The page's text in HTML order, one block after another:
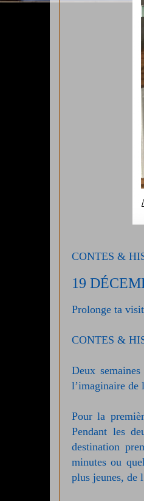
CONTES &
19
Prolonge ta
CONTES &
Deux
l’imaginaire de
Pour la
Pendant les
destination
minutes ou
plus jeunes, de